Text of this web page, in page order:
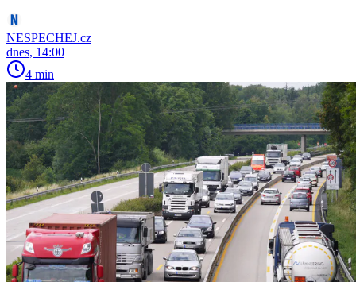
NESPECHEJ.cz
dnes, 14:00
4 min